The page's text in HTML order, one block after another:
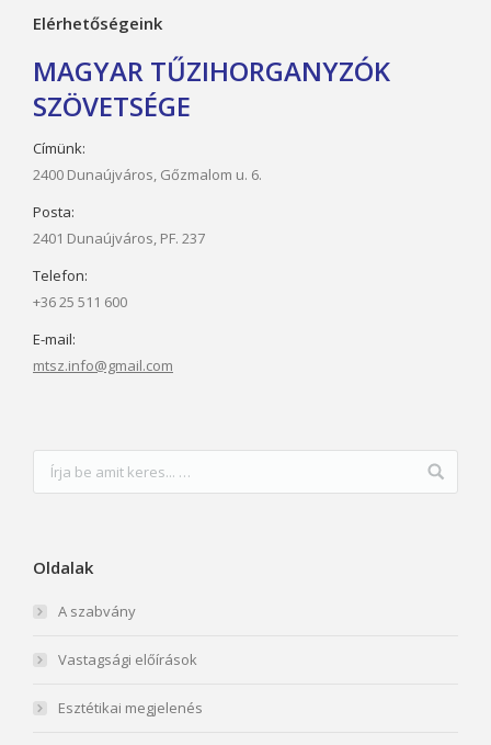
Elérhetőségeink
MAGYAR TŰZIHORGANYZÓK
SZÖVETSÉGE
Címünk:
2400 Dunaújváros, Gőzmalom u. 6.
Posta:
2401 Dunaújváros, PF. 237
Telefon:
+36 25 511 600
E-mail:
mtsz.info@gmail.com
Oldalak
A szabvány
Vastagsági előírások
Esztétikai megjelenés